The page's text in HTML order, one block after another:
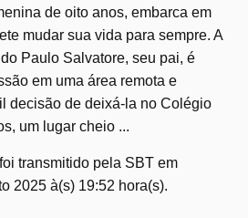
de oito anos, embarca em
mudar sua vida para sempre. A
Paulo Salvatore, seu pai, é
em uma área remota e
decisão de deixá-la no Colégio
um lugar cheio ...
transmitido pela SBT em
2025 à(s) 19:52 hora(s).